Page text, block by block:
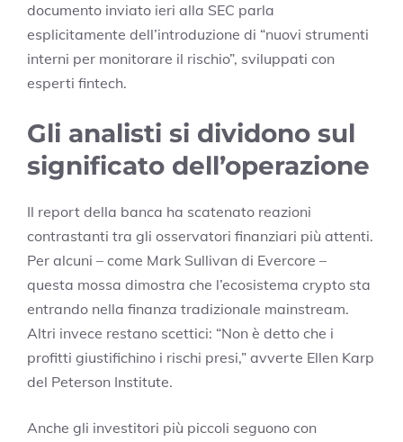
documento inviato ieri alla SEC parla
esplicitamente dell’introduzione di “nuovi strumenti
interni per monitorare il rischio”, sviluppati con
esperti fintech.
Gli analisti si dividono sul
significato dell’operazione
Il report della banca ha scatenato reazioni
contrastanti tra gli osservatori finanziari più attenti.
Per alcuni – come Mark Sullivan di Evercore –
questa mossa dimostra che l’ecosistema crypto sta
entrando nella finanza tradizionale mainstream.
Altri invece restano scettici: “Non è detto che i
profitti giustifichino i rischi presi,” avverte Ellen Karp
del Peterson Institute.
Anche gli investitori più piccoli seguono con